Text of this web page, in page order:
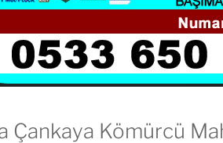
Çankaya Kömürcü